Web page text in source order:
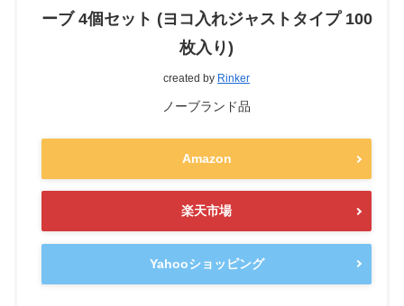
ーブ 4個セット (ヨコ入れジャストタイプ 100
枚入り)
created by Rinker
ノーブランド品
Amazon
楽天市場
Yahooショッピング